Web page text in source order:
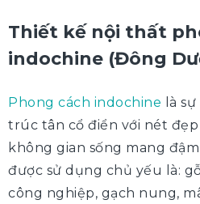
Thiết kế nội thất
indochine (Đông
Phong cách indochine là
trúc tân cổ điển với nét
không gian sống mang
được sử dụng chủ yếu là:
công nghiệp, gạch nung,